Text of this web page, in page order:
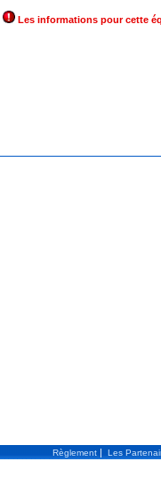
Les informations pour cette
Règlement | Les